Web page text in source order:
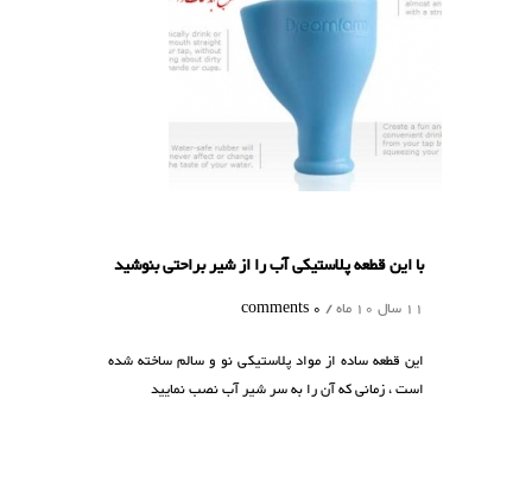
با این قطعه پلاستیکی آب را از شیر براحتی بنوشید
11 سال 10 ماه /
0 comments
این قطعه ساده از مواد پلاستیکی نو و سالم ساخته شده
است ، زمانی که آن را به سر شیر آب نصب نمایید